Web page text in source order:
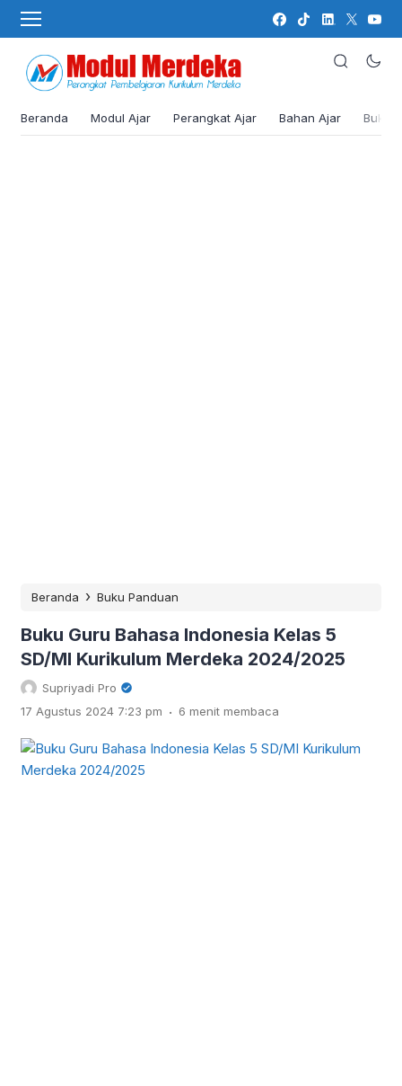
Beranda Modul Ajar Perangkat Ajar Bahan Ajar Buku
Beranda › Buku Panduan
Buku Guru Bahasa Indonesia Kelas 5
SD/MI Kurikulum Merdeka 2024/2025
Supriyadi Pro
17 Agustus 2024 7:23 pm . 6 menit membaca